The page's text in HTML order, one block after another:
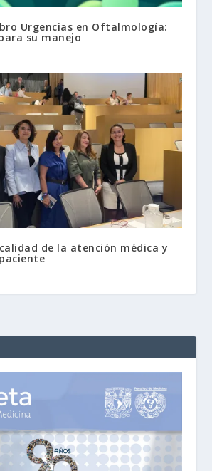
Urgencias en Oftalmología:
su manejo
de la atención médica y